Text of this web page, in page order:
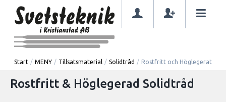
Start / MENY / Tillsatsmaterial / Solidtråd / Rostfritt och Höglegerat
Rostfritt & Höglegerad Solidtråd